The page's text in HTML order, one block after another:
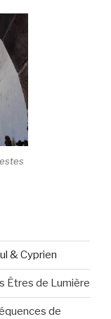
& Cyprien
Êtres de Lumière
de